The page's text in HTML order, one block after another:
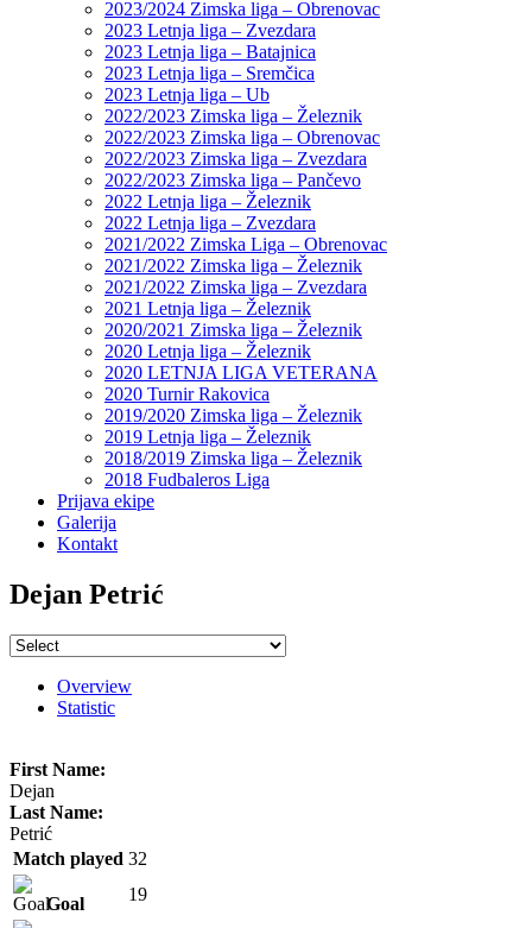
2023/2024 Zimska liga – Obrenovac
2023 Letnja liga – Zvezdara
2023 Letnja liga – Batajnica
2023 Letnja liga – Sremčica
2023 Letnja liga – Ub
2022/2023 Zimska liga – Železnik
2022/2023 Zimska liga – Obrenovac
2022/2023 Zimska liga – Zvezdara
2022/2023 Zimska liga – Pančevo
2022 Letnja liga – Železnik
2022 Letnja liga – Zvezdara
2021/2022 Zimska Liga – Obrenovac
2021/2022 Zimska liga – Železnik
2021/2022 Zimska liga – Zvezdara
2021 Letnja liga – Železnik
2020/2021 Zimska liga – Železnik
2020 Letnja liga – Železnik
2020 LETNJA LIGA VETERANA
2020 Turnir Rakovica
2019/2020 Zimska liga – Železnik
2019 Letnja liga – Železnik
2018/2019 Zimska liga – Železnik
2018 Fudbaleros Liga
Prijava ekipe
Galerija
Kontakt
Dejan Petrić
Overview
Statistic
First Name:
Dejan
Last Name:
Petrić
Match played 32
Goal 19